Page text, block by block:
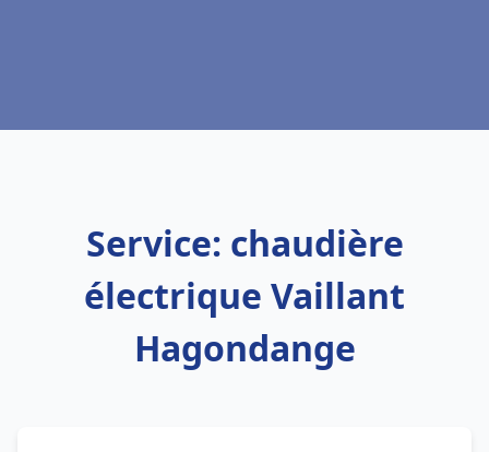
Service: chaudière
électrique Vaillant
Hagondange